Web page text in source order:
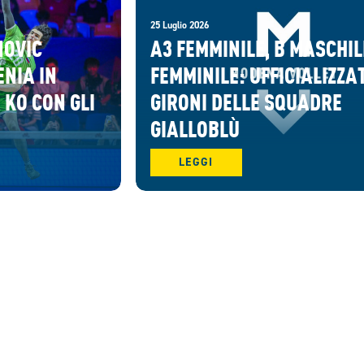
IN
CON GLI
25 Luglio 2026
A3 FEMMINILE, B
FEMMINILE:
GIRONI DELLE SQUADRE
GIALLOBLÙ
LEGGI